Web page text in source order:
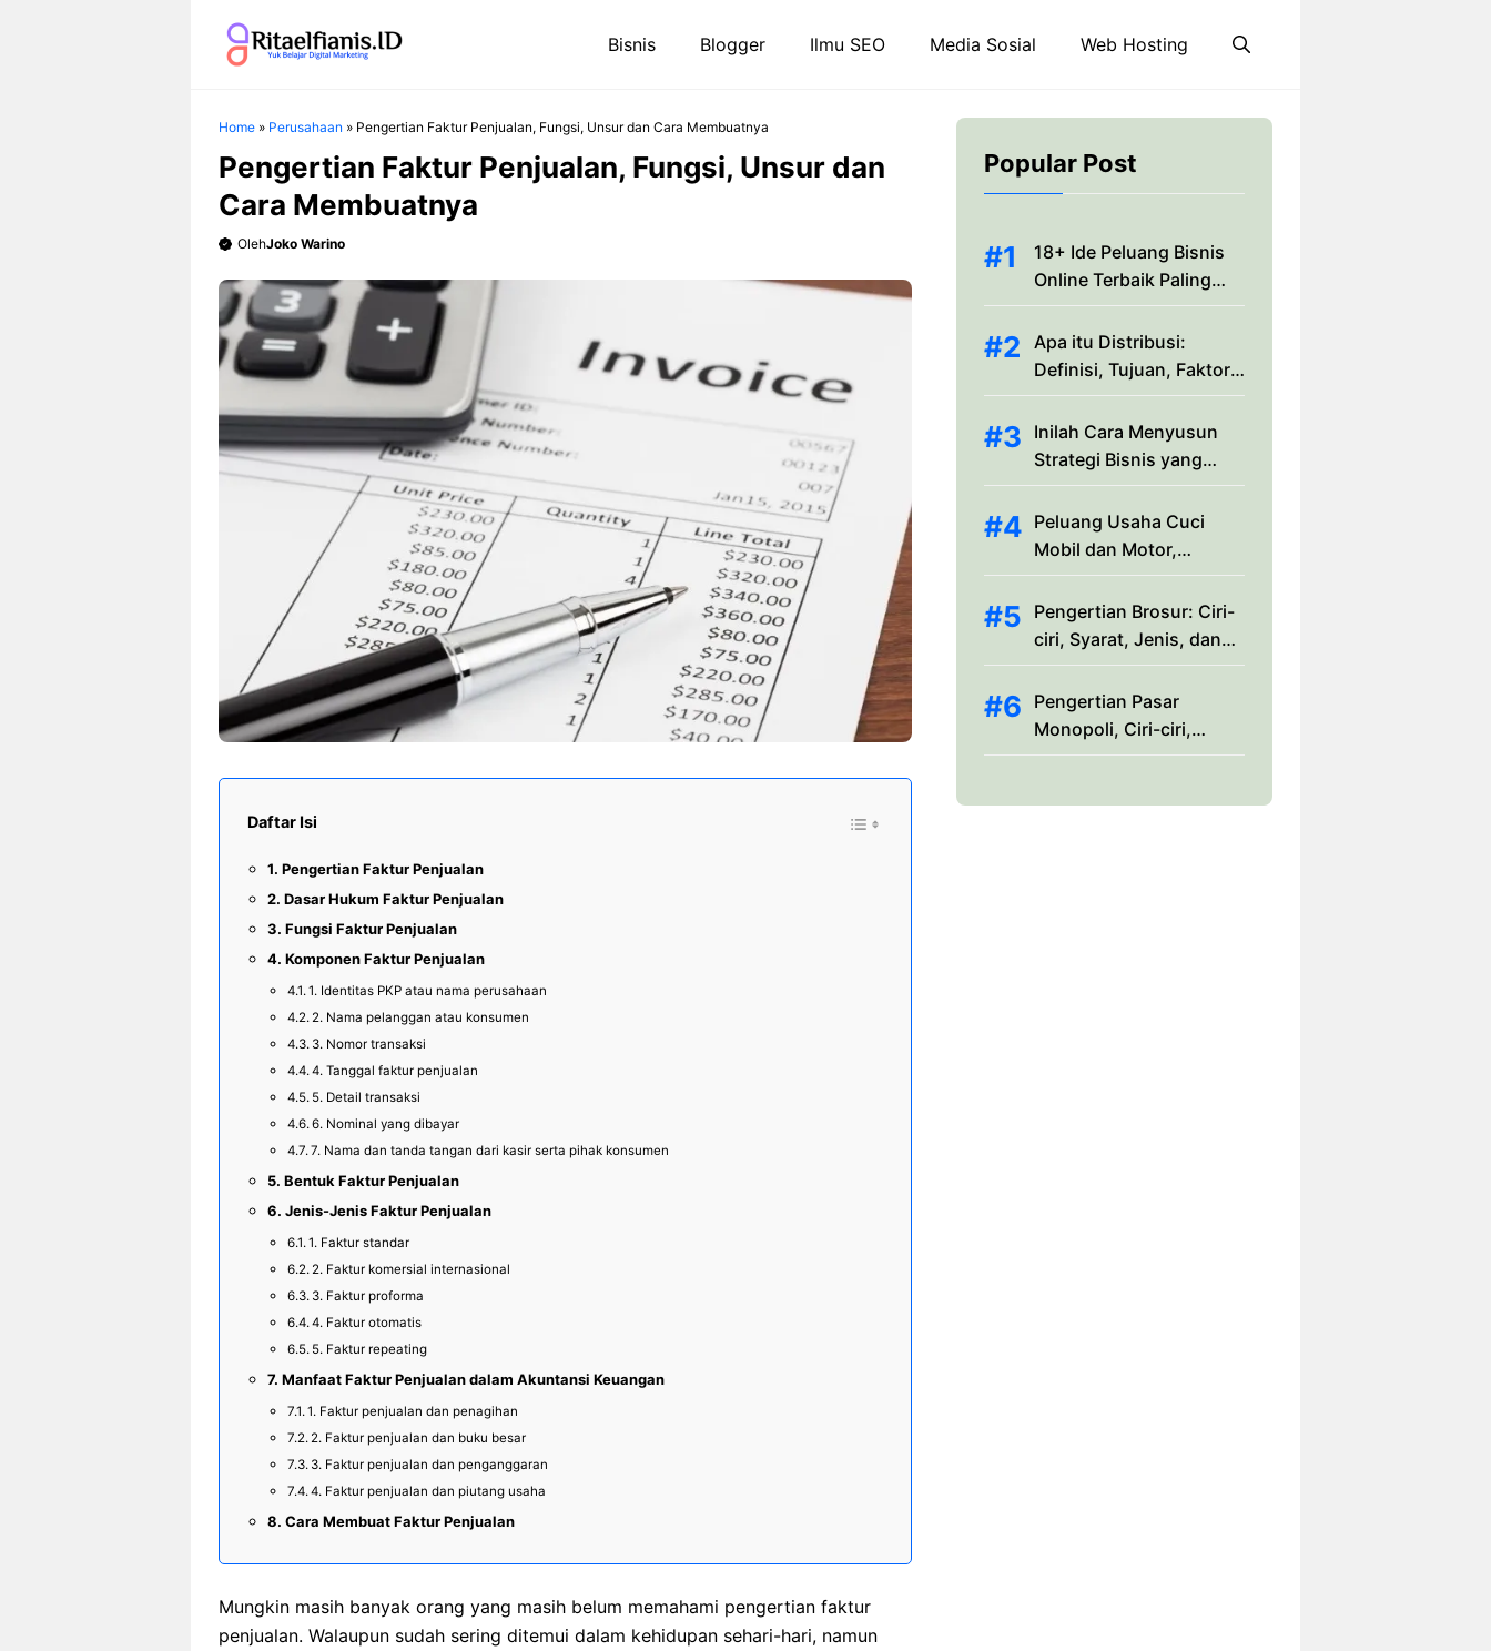
Bisnis Blogger Ilmu SEO Media Sosial Web Hosting
Home » Perusahaan » Pengertian Faktur Penjualan, Fungsi, Unsur dan Cara Membuatnya
Pengertian Faktur Penjualan, Fungsi, Unsur dan
Cara Membuatnya
OlehJoko Warino
Daftar Isi
Pengertian Faktur Penjualan
Dasar Hukum Faktur Penjualan
Fungsi Faktur Penjualan
Komponen Faktur Penjualan
1. Identitas PKP atau nama perusahaan
2. Nama pelanggan atau konsumen
3. Nomor transaksi
4. Tanggal faktur penjualan
5. Detail transaksi
6. Nominal yang dibayar
7. Nama dan tanda tangan dari kasir serta pihak konsumen
Bentuk Faktur Penjualan
Jenis-Jenis Faktur Penjualan
1. Faktur standar
2. Faktur komersial internasional
3. Faktur proforma
4. Faktur otomatis
5. Faktur repeating
Manfaat Faktur Penjualan dalam Akuntansi Keuangan
1. Faktur penjualan dan penagihan
2. Faktur penjualan dan buku besar
3. Faktur penjualan dan penganggaran
4. Faktur penjualan dan piutang usaha
Cara Membuat Faktur Penjualan
Mungkin masih banyak orang yang masih belum memahami pengertian faktur
penjualan. Walaupun sudah sering ditemui dalam kehidupan sehari-hari, namun
Popular Post
18+ Ide Peluang Bisnis
Online Terbaik Paling
Menguntungkan 2025
Apa itu Distribusi:
Definisi, Tujuan, Faktor,
dan Jenis-jenisnya
Inilah Cara Menyusun
Strategi Bisnis yang
Efektif dan Efisien
Peluang Usaha Cuci
Mobil dan Motor,
Analisis Bisnis dan Tips
Penting
Pengertian Brosur: Ciri-
ciri, Syarat, Jenis, dan
Macam-macamnya
Pengertian Pasar
Monopoli, Ciri-ciri,
Jenis, Dampak &